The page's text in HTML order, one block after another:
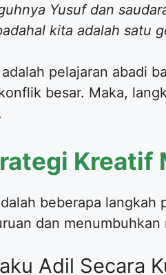
Yusuf dan
kita adalah satu
pelajaran abadi
besar. Maka,
Kreatif
beberapa langkah
dan
Adil Secara